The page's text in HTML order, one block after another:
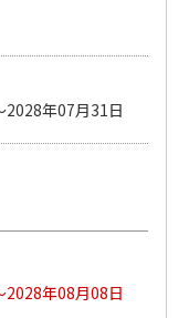
100円
(送料別・税込)
年07月31日
年08月08日